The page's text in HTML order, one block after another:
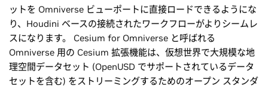
ットを Omniverse ビューポートに直接ロードできるようにな
り、Houdini ベースの接続されたワークフローがよりシームレ
スになります。 Cesium for Omniverse と呼ばれる
Omniverse 用の Cesium 拡張機能は、仮想世界で大規模な地
理空間データセット (OpenUSD でサポートされているデータ
セットを含む) をストリーミングするためのオープン スタンダ